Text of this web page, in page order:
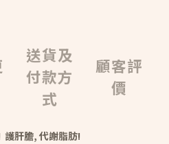
送貨及
付款方
式
顧客評
價
肝膽, 代謝脂肪!